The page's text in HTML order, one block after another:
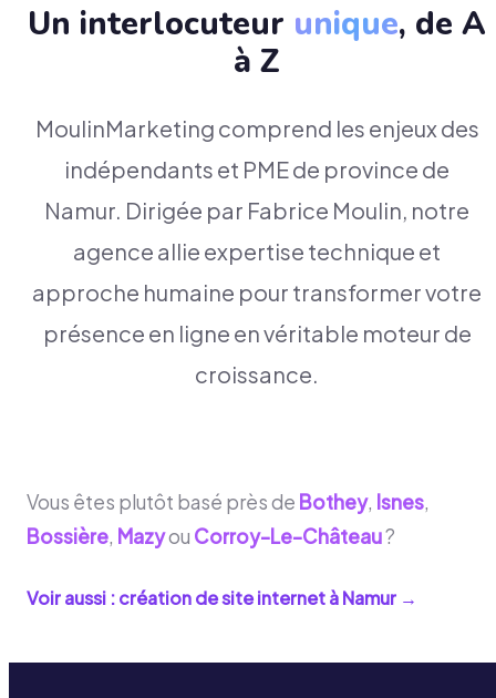
Un interlocuteur unique, de A
à Z
MoulinMarketing comprend les enjeux des
indépendants et PME de province de
Namur. Dirigée par Fabrice Moulin, notre
agence allie expertise technique et
approche humaine pour transformer votre
présence en ligne en véritable moteur de
croissance.
Vous êtes plutôt basé près de Bothey, Isnes,
Bossière, Mazyou Corroy-Le-Château?
Voir aussi : création de site internet àNamur →